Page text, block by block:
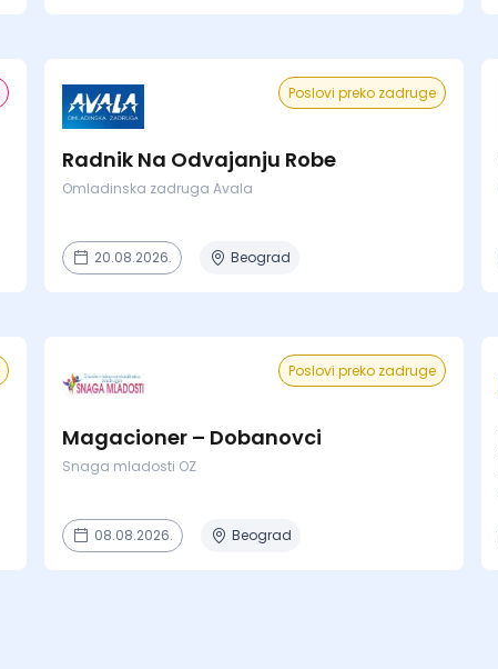
Poslovi preko zadruge
Radnik Na Odvajanju Robe
Omladinska zadruga Avala
20.08.2026. Beograd
Poslovi preko zadruge
Magacioner – Dobanovci
Snaga mladosti OZ
08.08.2026. Beograd